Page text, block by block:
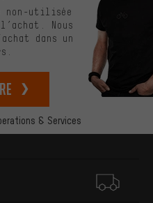
& Services
non-utilisée
Nous
dans un